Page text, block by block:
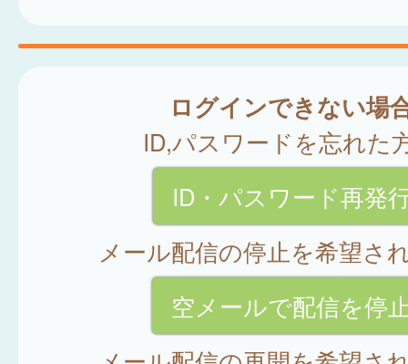
ログインできない場
ID,パスワードを忘れた
ID・パスワード再発
メール配信の停止を希望さ
空メールで配信を停